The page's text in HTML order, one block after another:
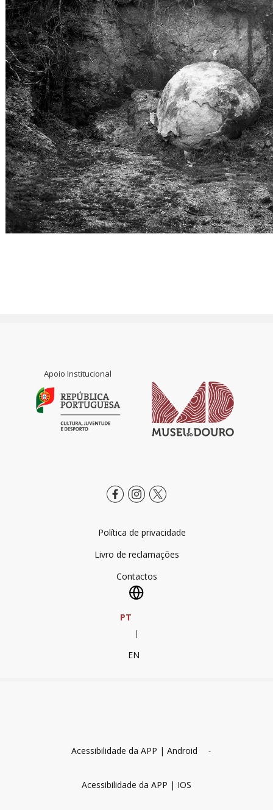
Apoio Institucional
Política de privacidade
Livro de reclamações
Contactos
PT
|
EN
Acessibilidade da APP | Android -
Acessibilidade da APP | IOS